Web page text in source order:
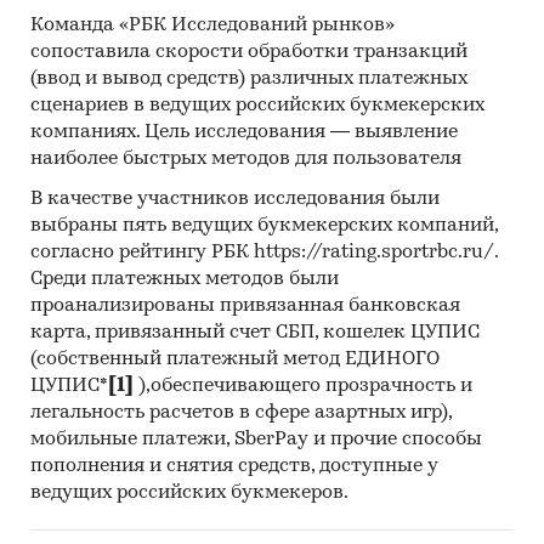
ООО `ЕЛМЕ МЕССЕР РУС`, ИП ЕПИФАНОВСКИЙ
М.С., ООО `ЛИНДЕ ГАЗ ЛИПЕЦК`, ООО `ФОРТЕ`,
ООО `ЭЙР ПРОДАКТС ГАЗ`, ИП СУВОРОВ Е.А., ИП
ЮНУСОВ А.И., ООО `ТЮМЕНСКИЕ АЭРОЗОЛИ`,
ООО `ЕЛМЕ МЕССЕР К`, ООО `АРГОН`, ПАО
ООО `ТД `АТМОСФЕРА, ООО `ФАРМКОМПЛЕКТ`,
ООО `КОНТУР АВТОМАТИЗАЦИЯ`, ООО `АЗУР
ЭЙР`
Выдержки из исследования:
- На российском рынке кислорода в последние
годы нет выраженного тренда.
- В структуре рынка кислорода в 2022 г.
внутреннее производство превышало объем
импортных поставок в 2797,3 раз, а сальдо
торгового баланса было отрицательное и
Команда «РБК Исследований рынков»
сопоставила скорости обработки транзакций
(ввод и вывод средств) различных платежных
сценариев в ведущих российских букмекерских
компаниях. Цель исследования — выявление
наиболее быстрых методов для пользователя
В качестве участников исследования были
выбраны пять ведущих букмекерских компаний,
согласно рейтингу РБК https://rating.sportrbc.ru/.
Среди платежных методов были
проанализированы привязанная банковская
карта, привязанный счет СБП, кошелек ЦУПИС
(собственный платежный метод ЕДИНОГО
ЦУПИС* [1]
),обеспечивающего прозрачность и
легальность расчетов в сфере азартных игр),
мобильные платежи, SberPay и прочие способы
пополнения и снятия средств, доступные у
ведущих российских букмекеров.